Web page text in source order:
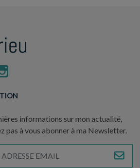
informations sur mon actualité,
pas à vous abonner à ma Newsletter.